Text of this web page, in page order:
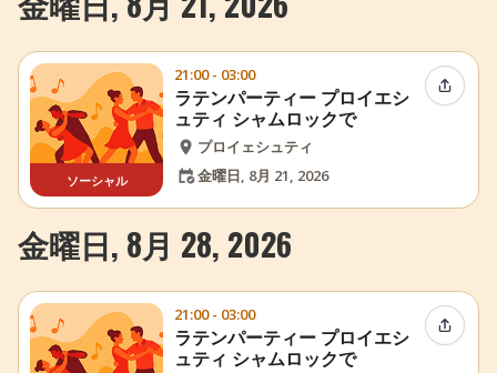
ソーシャル
21:00 - 03:00
ラテンパーティー プロイエシ
ュティ シャムロックで
プロイェシュティ
金曜日, 8月 21, 2026
イベン
金曜日, 8月 28, 2026
21:00 - 03:00
ラテンパーティー プロイエシ
ュティ シャムロックで
イベン